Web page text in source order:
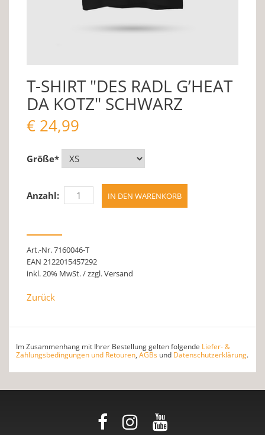
T-SHIRT "DES RADL G’HEAT
DA KOTZ" SCHWARZ
€ 24,99
Größe*
Anzahl:
Art.-Nr. 7160046-T
EAN 2122015457292
inkl. 20% MwSt. / zzgl. Versand
Zurück
Im Zusammenhang mit Ihrer Bestellung gelten folgende Liefer- &
Zahlungsbedingungen und Retouren, AGBs und Datenschutzerklärung.